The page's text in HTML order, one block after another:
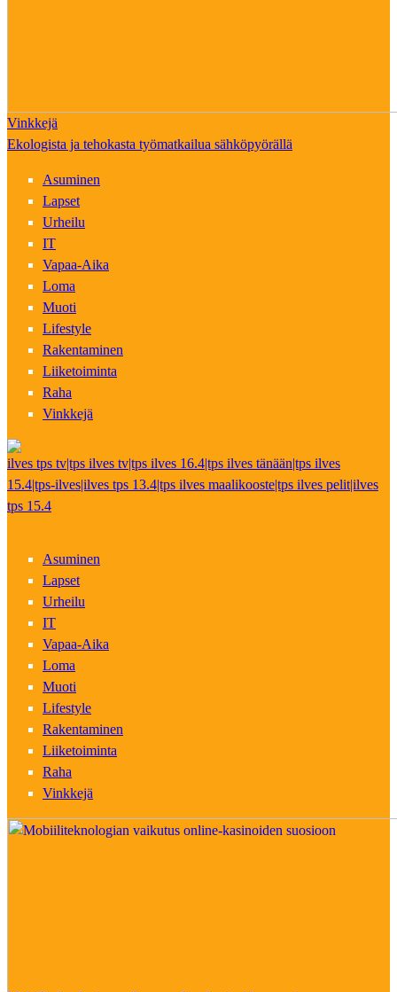
Vinkkejä
Ekologista ja tehokasta työmatkailua sähköpyörällä
Asuminen
Lapset
Urheilu
IT
Vapaa-Aika
Loma
Muoti
Lifestyle
Rakentaminen
Liiketoiminta
Raha
Vinkkejä
ilves tps tv|tps ilves tv|tps ilves 16.4|tps ilves tänään|tps ilves
15.4|tps-ilves|ilves tps 13.4|tps ilves maalikooste|tps ilves pelit|ilves
tps 15.4
Asuminen
Lapset
Urheilu
IT
Vapaa-Aika
Loma
Muoti
Lifestyle
Rakentaminen
Liiketoiminta
Raha
Vinkkejä